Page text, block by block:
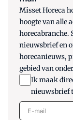
Misset Horeca
hoogte van alle
horecabranche.
nieuwsbrief en
horecanieuws,
gebied van
Ik maak
nieuwsbrief
E-mail